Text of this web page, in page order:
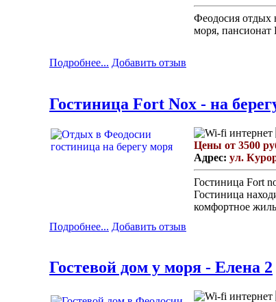
Феодосия отдых
моря, пансионат
Подробнее... Добавить отзыв
Гостиница Fort Nox - на
Цены от 3500
Адрес: ул.
Гостиница Fort
Гостиница
комфортное
Подробнее... Добавить отзыв
Гостевой дом у моря - Елена 2